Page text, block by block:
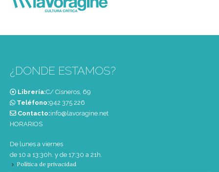
¿DONDE ESTAMOS?
Librería:C/ Cisneros, 69
Teléfono:‭942 375 226‬
Contacto:info@lavoragine.net
HORARIOS
De lunes a viernes
de 10 a 13:30h. y de 17:30 a 21h.
Política de privacidad